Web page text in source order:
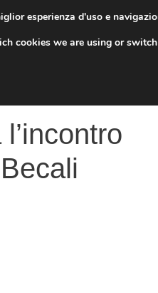
esperienza d'uso e
cookies we are using or